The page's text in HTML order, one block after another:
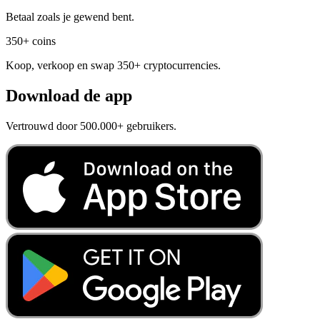
Betaal zoals je gewend bent.
350+ coins
Koop, verkoop en swap 350+ cryptocurrencies.
Download de app
Vertrouwd door 500.000+ gebruikers.